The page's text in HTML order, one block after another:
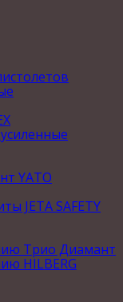
YATO
JETA SAFETY
Трио Диамант
HILBERG